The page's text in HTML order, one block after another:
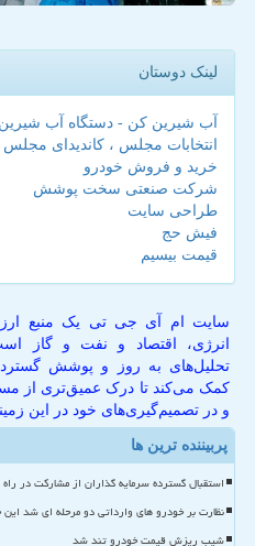
لینک دوستان
آب شیرین کن - دستگاه آب
انتخابات مجلس ، کاندیدای مجلس
خرید و فروش خودرو
شرکت صنعتی سخت پوشش
طراحی سایت
فیش حج
قیمت بیسیم
سایت ام آی جی تی یک منبع
انرژی، اقتصاد و نفت و گاز
تحلیل‌های به روز و پوشش
کمک می‌کند تا درک عمیق‌تری از
و در تصمیم‌گیری‌های خود در این
پربیننده ترین ها
استقبال گسترده سرمایه گذاران از مشارکت در
نظارت بر خودرو های وارداتی دو مرحله ای شد این
شیب ریزش قیمت خودرو تند شد